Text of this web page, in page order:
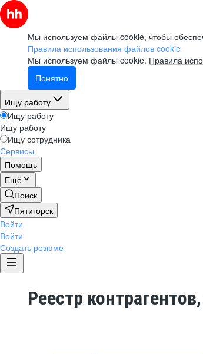
Мы используем файлы cookie, чтобы
Правила использования файлов cookie
Мы используем файлы cookie. Правила
Понятно
Ищу работу
Ищу работу
Ищу работу
Ищу сотрудника
Сервисы
Помощь
Ещё
Поиск
Пятигорск
Войти
Войти
Создать резюме
Реестр